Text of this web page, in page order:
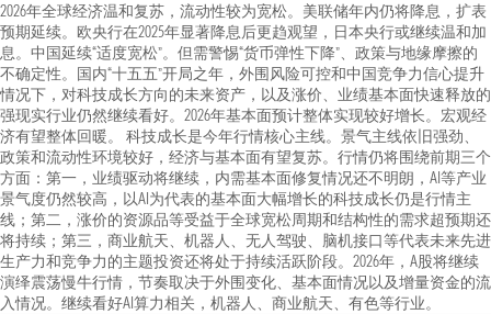
2026年全球经济温和复苏，流动性较为宽松。美联储年内仍将降息，扩表
预期延续。欧央行在2025年显著降息后更趋观望，日本央行或继续温和加
息。中国延续“适度宽松”。但需警惕“货币弹性下降”、政策与地缘摩擦的
不确定性。国内“十五五”开局之年，外围风险可控和中国竞争力信心提升
情况下，对科技成长方向的未来资产，以及涨价、业绩基本面快速释放的
强现实行业仍然继续看好。2026年基本面预计整体实现较好增长。宏观经
济有望整体回暖。 科技成长是今年行情核心主线。景气主线依旧强劲、
政策和流动性环境较好，经济与基本面有望复苏。行情仍将围绕前期三个
方面：第一，业绩驱动将继续，内需基本面修复情况还不明朗，AI等产业
景气度仍然较高，以AI为代表的基本面大幅增长的科技成长仍是行情主
线；第二，涨价的资源品等受益于全球宽松周期和结构性的需求超预期还
将持续；第三，商业航天、机器人、无人驾驶、脑机接口等代表未来先进
生产力和竞争力的主题投资还将处于持续活跃阶段。2026年，A股将继续
演绎震荡慢牛行情，节奏取决于外围变化、基本面情况以及增量资金的流
入情况。继续看好AI算力相关，机器人、商业航天、有色等行业。